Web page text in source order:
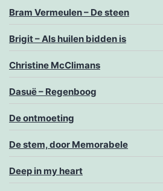
Bram Vermeulen – De steen
Brigit – Als huilen bidden is
Christine McClimans
Dasuë – Regenboog
De ontmoeting
De stem, door Memorabele
Deep in my heart